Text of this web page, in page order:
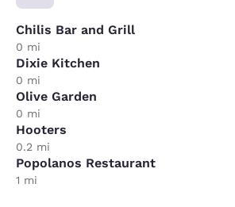
Chilis Bar and Grill
0 mi
Dixie Kitchen
0 mi
Olive Garden
0 mi
Hooters
0.2 mi
Popolanos Restaurant
1 mi